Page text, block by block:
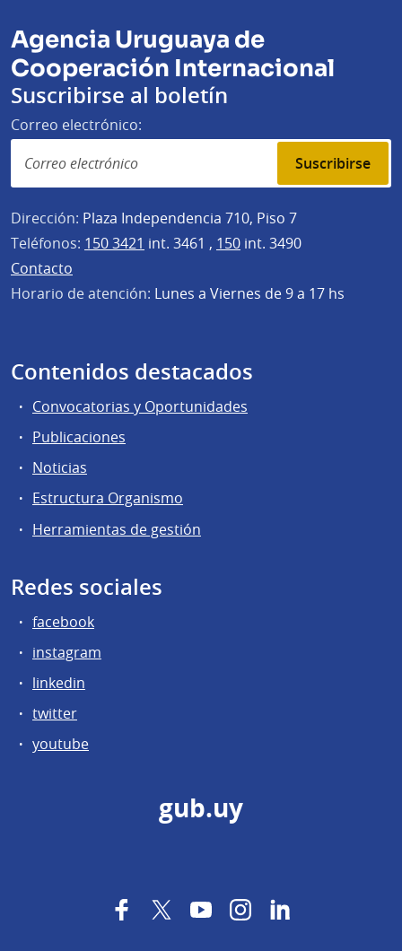
Agencia Uruguaya de
Cooperación Internacional
Suscribirse al boletín
Correo electrónico:
Suscribirse
Dirección: Plaza Independencia 710, Piso 7
Teléfonos: 150 3421 int. 3461 , 150 int. 3490
Contacto
Horario de atención: Lunes a Viernes de 9 a 17 hs
Contenidos destacados
Convocatorias y Oportunidades
Publicaciones
Noticias
Estructura Organismo
Herramientas de gestión
Redes sociales
facebook
instagram
linkedin
twitter
youtube
gub.uy
FacebookTwitterYouTubeInstagram